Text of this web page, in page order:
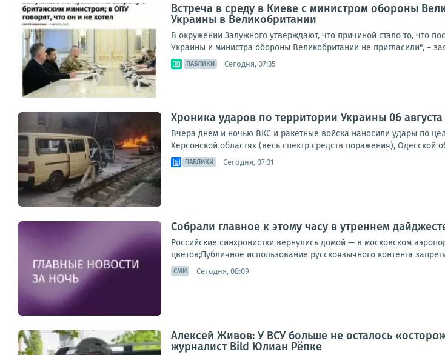
Встреча в среду в Киеве с министром обороны
Украины в Великобритании
В окружении Залужного утверждают, что причиной стало то, что
Украины и министра обороны Великобритании не пригласили", –
ПАБЛИКИ Сегодня, 07:35
Хроника ударов по территории Украины 06 августа
Вчера днём и ночью ВКС и ракетные войска наносили удары по
Херсонской областях (весь спектр средств поражения), Одесской
ПАБЛИКИ Сегодня, 07:31
Собрали главное к этому часу в утреннем
Российские синхронистки вернулись домой — в московском
цветов;Публичное использование русскоязычного контента
СМИ Сегодня, 08:09
Алексей Живов: У ВСУ больше не осталось
журналист Bild Юлиан Рёпке